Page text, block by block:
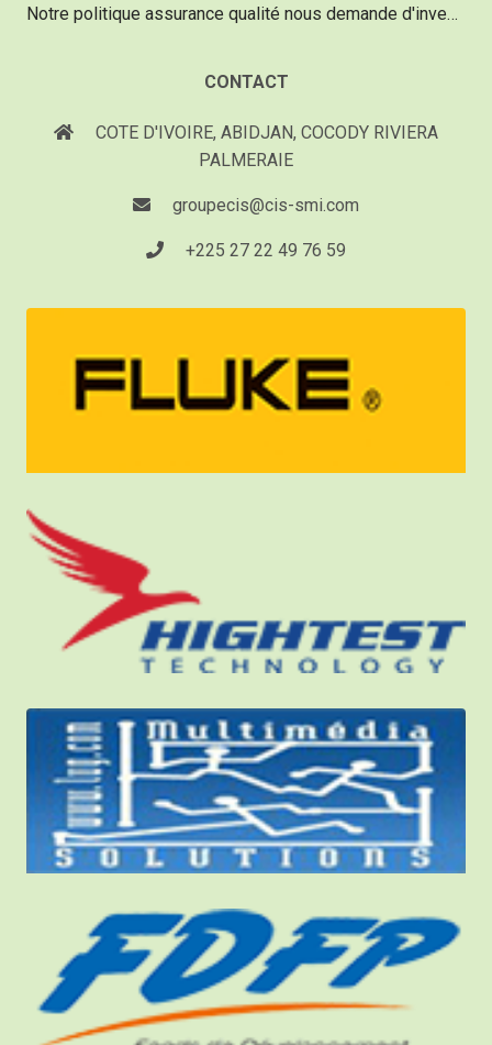
Notre politique assurance qualité nous demande d'investir chaque année 20% de notre chiffre d'affaire pour acquérir du matériel d'une technologie de pointe, performant et innovant.
CONTACT
COTE D'IVOIRE, ABIDJAN, COCODY RIVIERA
PALMERAIE
groupecis@cis-smi.com
+225 27 22 49 76 59